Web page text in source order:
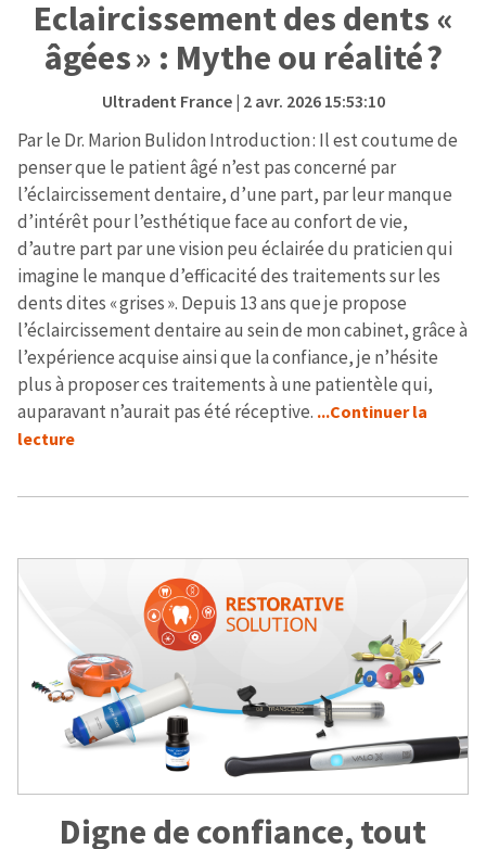
Eclaircissement des dents «
âgées » : Mythe ou réalité ?
Ultradent France| 2 avr. 2026 15:53:10
Par le Dr. Marion Bulidon Introduction : Il est coutume de
penser que le patient âgé n’est pas concerné par
l’éclaircissement dentaire, d’une part, par leur manque
d’intérêt pour l’esthétique face au confort de vie,
d’autre part par une vision peu éclairée du praticien qui
imagine le manque d’efficacité des traitements sur les
dents dites « grises ». Depuis 13 ans que je propose
l’éclaircissement dentaire au sein de mon cabinet, grâce à
l’expérience acquise ainsi que la confiance, je n’hésite
plus à proposer ces traitements à une patientèle qui,
auparavant n’aurait pas été réceptive. ...Continuer la
lecture
Digne de confiance, tout